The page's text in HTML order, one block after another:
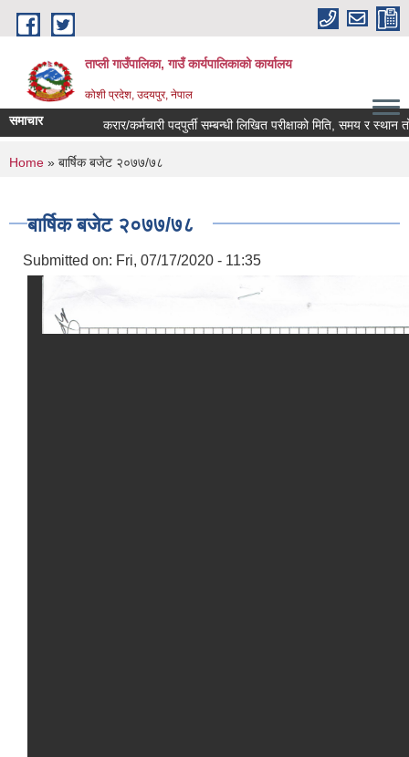
Skip to main content
ताप्ली गाउँपालिका, गाउँ कार्यपालिकाको कार्यालय
कोशी प्रदेश, उदयपुर, नेपाल
समाचार करार/कर्मचारी पदपुर्ती सम्बन्धी लिखित परीक्षाको मिति, समय र स्थान
You are here
Home » बार्षिक बजेट २०७७/७८
बार्षिक बजेट २०७७/७८
Submitted on: Fri, 07/17/2020 - 11:35